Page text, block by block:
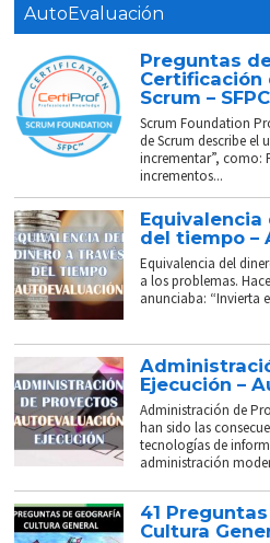
AutoEvaluación
Preguntas
Certificación
Scrum – SFPC
Scrum Foundation
de Scrum describe el
incrementar”, como:
incrementos...
del tiempo –
Equivalencia del
a los problemas.
anunciaba: “Invierta
Ejecución –
Administración de
han sido las
tecnologías de
administración
41
Cultura